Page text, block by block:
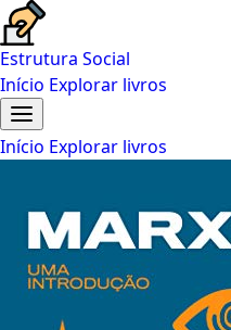
Estrutura Social
Início Explorar livros
Início Explorar livros